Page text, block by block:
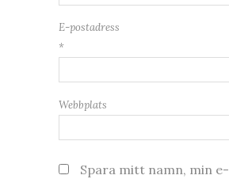
E-postadress
*
Webbplats
Spara mitt namn, min e-